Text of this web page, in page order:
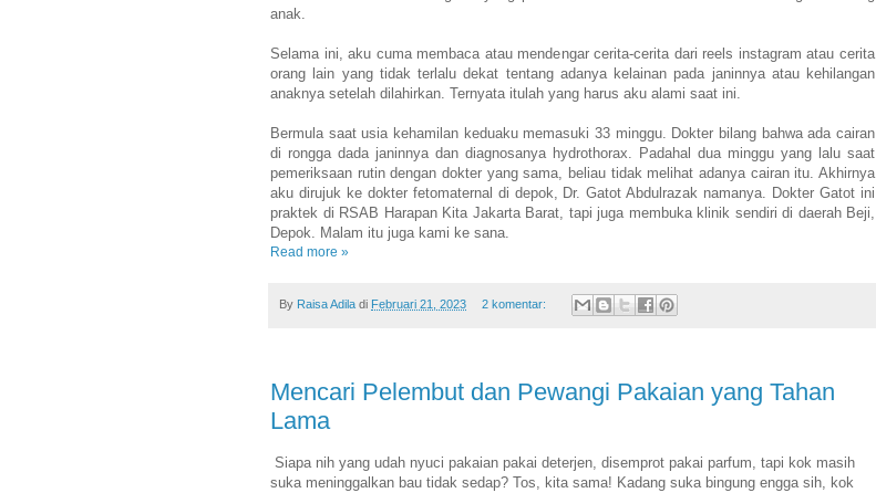
anak.
Selama ini, aku cuma membaca atau mendengar cerita-cerita dari reels instagram atau cerita
orang lain yang tidak terlalu dekat tentang adanya kelainan pada janinnya atau kehilangan
anaknya setelah dilahirkan. Ternyata itulah yang harus aku alami saat ini.
Bermula saat usia kehamilan keduaku memasuki 33 minggu. Dokter bilang bahwa ada cairan
di rongga dada janinnya dan diagnosanya hydrothorax. Padahal dua minggu yang lalu saat
pemeriksaan rutin dengan dokter yang sama, beliau tidak melihat adanya cairan itu. Akhirnya
aku dirujuk ke dokter fetomaternal di depok, Dr. Gatot Abdulrazak namanya. Dokter Gatot ini
praktek di RSAB Harapan Kita Jakarta Barat, tapi juga membuka klinik sendiri di daerah Beji,
Depok. Malam itu juga kami ke sana.
Read more »
By Raisa Adila di Februari 21, 2023 2 komentar:
Mencari Pelembut dan Pewangi Pakaian yang Tahan
Lama
Siapa nih yang udah nyuci pakaian pakai deterjen, disemprot pakai parfum, tapi kok masih
suka meninggalkan bau tidak sedap? Tos, kita sama! Kadang suka bingung engga sih, kok